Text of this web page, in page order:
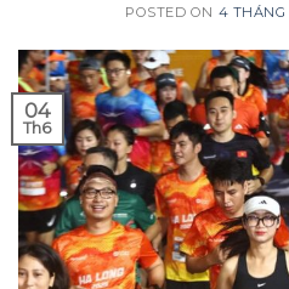
POSTED ON 4 THÁNG
04
Th6